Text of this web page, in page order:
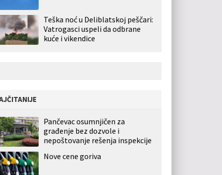
Teška noć u Deliblatskoj peščari:
Vatrogasci uspeli da odbrane
kuće i vikendice
Pančevac osumnjičen za
građenje bez dozvole i
nepoštovanje rešenja inspekcije
Nove cene goriva